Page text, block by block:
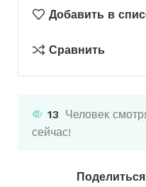
Добавить в
Сравнить
13 Человек
сейчас!